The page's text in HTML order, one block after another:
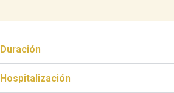
Duración
Hospitalización